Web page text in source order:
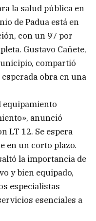
la salud pública en
de Padua está en
con un 97 por
Gustavo Cañete,
compartió
obra en una
equipamiento
anunció
LT 12. Se espera
en un corto plazo.
la importancia de
y bien equipado,
especialistas
esenciales a